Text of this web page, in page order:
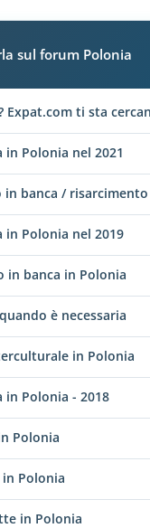
sul forum Polonia
Expat.com ti sta
Polonia nel 2021
banca / risarcimento
in Polonia nel 2019
in banca in Polonia
è necessaria
in Polonia
in Polonia - 2018
Polonia
Polonia
in Polonia